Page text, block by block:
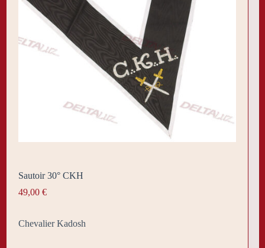
Sautoir 30° CKH
49,00 €
Chevalier Kadosh